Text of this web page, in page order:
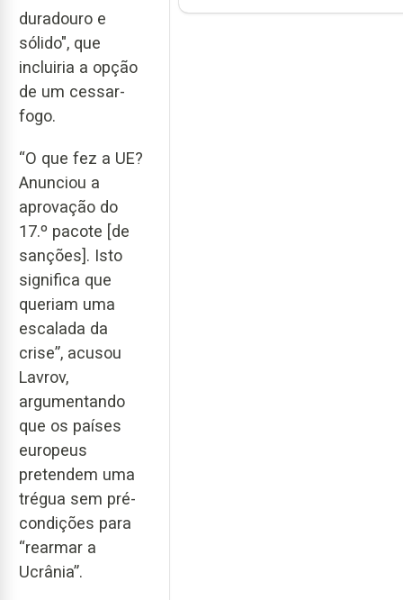
duradouro e
sólido", que
incluiria a opção
de um cessar-
fogo.
“O que fez a UE?
Anunciou a
aprovação do
17.º pacote [de
sanções]. Isto
significa que
queriam uma
escalada da
crise”, acusou
Lavrov,
argumentando
que os países
europeus
pretendem uma
trégua sem pré-
condições para
“rearmar a
Ucrânia”.